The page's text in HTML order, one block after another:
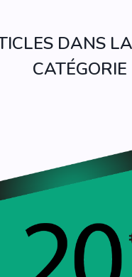
DANS
CATÉGORIE